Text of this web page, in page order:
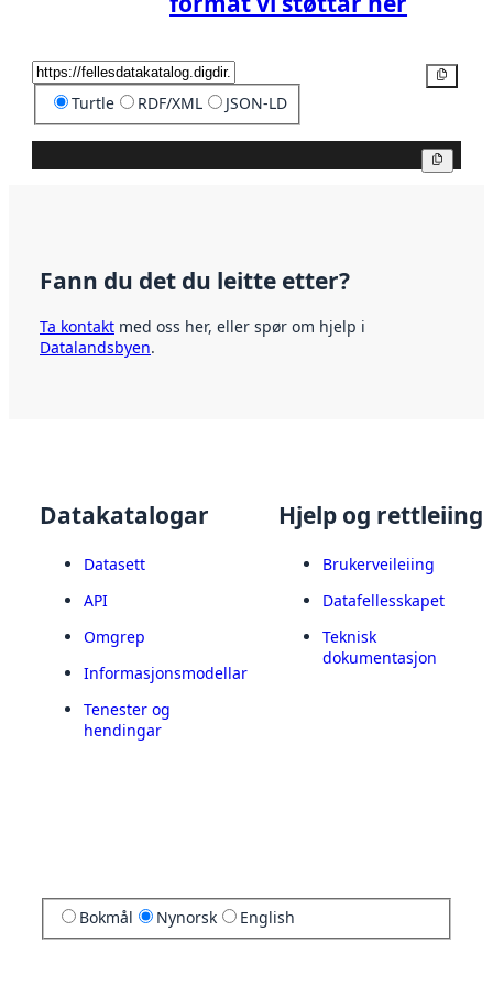
Turtle RDF/XML JSON-LD
Fann du det du leitte etter?
Ta kontakt med oss her, eller spør om hjelp i
Datalandsbyen.
Datakatalogar
Datasett
API
Omgrep
Informasjonsmodellar
Tenester og
hendingar
Hjelp og rettleiing
Brukerveileiing
Datafellesskapet
Teknisk
dokumentasjon
Bokmål Nynorsk English